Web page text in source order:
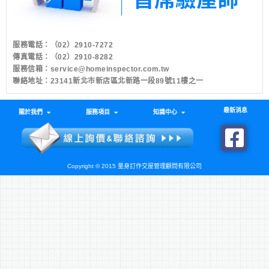
服務電話：
（02）2910-7272
傳真電話：（02）2910-8282
服務信箱： service@homeinspector.com.tw
聯絡地址：23141新北市新店區北新路一段89號11樓之一
關於我們 服務項目 知識中心 最新消息
Copyright © 2015 量身訂作交屋管理顧問有限公司